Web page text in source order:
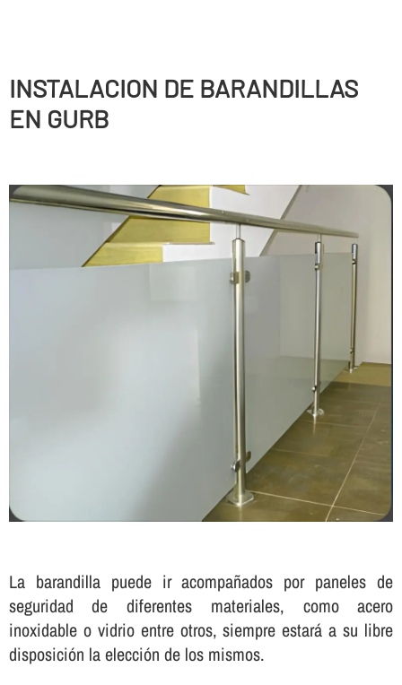
INSTALACION DE BARANDILLAS
EN GURB
La barandilla puede ir acompañados por paneles de
seguridad de diferentes materiales, como acero
inoxidable o vidrio entre otros, siempre estará a su libre
disposición la elección de los mismos.